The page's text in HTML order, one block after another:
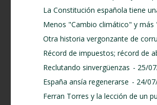
La Constitución española tiene
Menos "Cambio climático" y más
Otra historia vergonzante de
Récord de impuestos; récord de
Reclutando sinvergüenzas - 25/
España ansía regenerarse - 24/
Ferran Torres y la lección de un